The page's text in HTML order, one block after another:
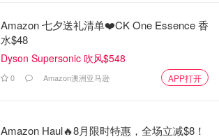
Amazon 七夕送礼清单❤️CK One Essence 香
水$48
Dyson Supersonic 吹风$548
0 Amazon澳洲亚马逊 APP打开
Amazon Haul🔥8月限时特惠，全场立减$8！